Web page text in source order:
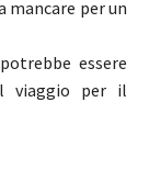
mancare per un
essere
viaggio per il